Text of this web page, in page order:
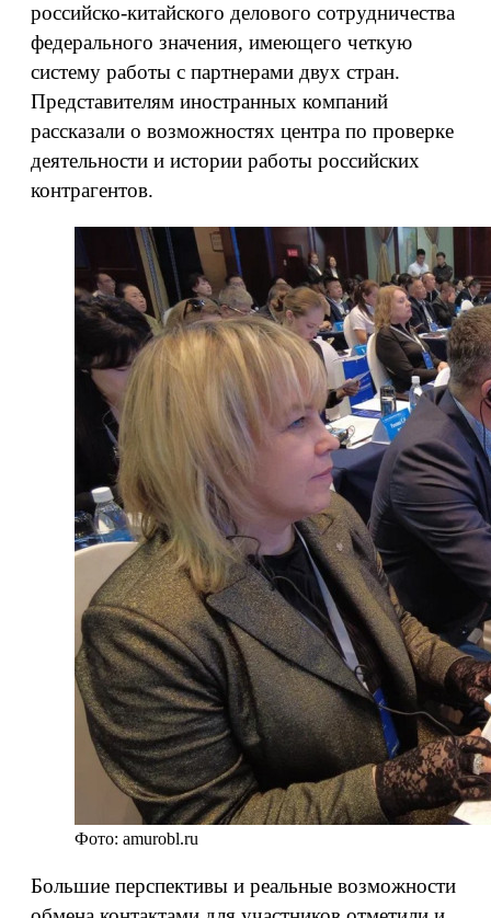
российско-китайского делового сотрудничества
федерального значения, имеющего четкую
систему работы с партнерами двух стран.
Представителям иностранных компаний
рассказали о возможностях центра по проверке
деятельности и истории работы российских
контрагентов.
Фото: amurobl.ru
Большие перспективы и реальные возможности